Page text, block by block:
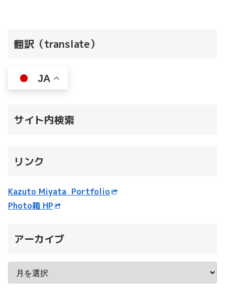
翻訳（translate）
JA
サイト内検索
リンク
Kazuto Miyata Portfolio
Photo箱 HP
アーカイブ